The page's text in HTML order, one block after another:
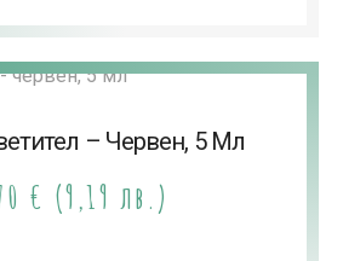
– Червен, 5 Мл
€ (9,19 лв.)